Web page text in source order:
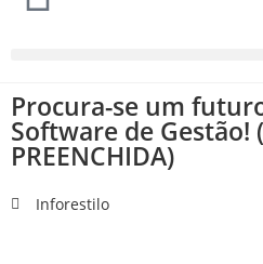
Procura-se um
Software de Gestão!
PREENCHIDA)
Inforestilo